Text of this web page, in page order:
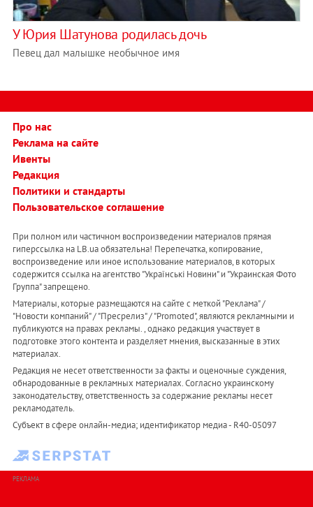
У Юрия Шатунова родилась дочь
Певец дал малышке необычное имя
Про нас
Реклама на сайте
Ивенты
Редакция
Политики и стандарты
Пользовательское соглашение
При полном или частичном воспроизведении материалов прямая
гиперссылка на LB.ua обязательна! Перепечатка, копирование,
воспроизведение или иное использование материалов, в которых
содержится ссылка на агентство "Українськi Новини" и "Украинская Фото
Группа" запрещено.
Материалы, которые размещаются на сайте с меткой "Реклама" /
"Новости компаний" / "Пресрелиз" / "Promoted", являются рекламными и
публикуются на правах рекламы. , однако редакция участвует в
подготовке этого контента и разделяет мнения, высказанные в этих
материалах.
Редакция не несет ответственности за факты и оценочные суждения,
обнародованные в рекламных материалах. Согласно украинскому
законодательству, ответственность за содержание рекламы несет
рекламодатель.
Субъект в сфере онлайн-медиа; идентификатор медиа - R40-05097
РЕКЛАМА